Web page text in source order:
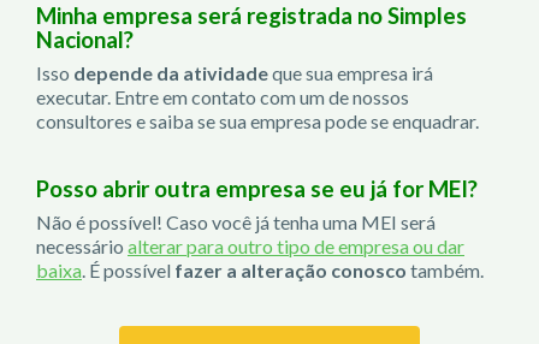
Minha empresa será registrada no Simples
Nacional?
Isso depende da atividadeque sua empresa irá
executar. Entre em contato com um de nossos
consultores e saiba se sua empresa pode se enquadrar.
Posso abrir outra empresa se eu já for MEI?
Não é possível! Caso você já tenha uma MEI será
necessário alterar para outro tipo de empresa ou dar
baixa. É possível fazer a alteração conosco também.